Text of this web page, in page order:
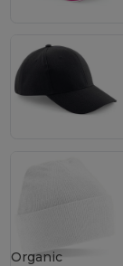
Organic